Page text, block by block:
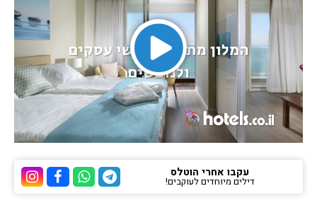
ערוץ ערוץ
ערוץ הוואטסאפ של
ערוץ הטלגרם של הוטלס
עקבו אחרי הוטלס
דילים מיוחדים לעוקבים!